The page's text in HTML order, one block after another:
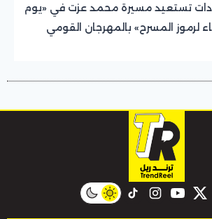
تستعيد مسيرة محمد عزت في «يوم
لرموز المسرح» بالمهرجان القومي
twitter
youtube
instagram
tiktok